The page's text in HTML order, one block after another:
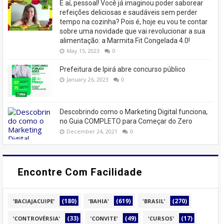
E aí, pessoal! Você já imaginou poder saborear
refeições deliciosas e saudáveis ​​sem perder
tempo na cozinha? Pois é, hoje eu vou te contar
sobre uma novidade que vai revolucionar a sua
alimentação: a Marmita Fit Congelada 4.0!
May 15, 2023 0
Prefeitura de Ipirá abre concurso público
January 26, 2023 0
Descobrindo como o Marketing Digital funciona,
no Guia COMPLETO para Começar do Zero
December 24, 2021 0
Encontre Com Facilidade
'BACIAJACUIPE' (180) 'BAHIA' (619) 'BRASIL' (270)
'CONTROVÉRSIA' (33) 'CONVITE' (49) 'CURSOS' (17)